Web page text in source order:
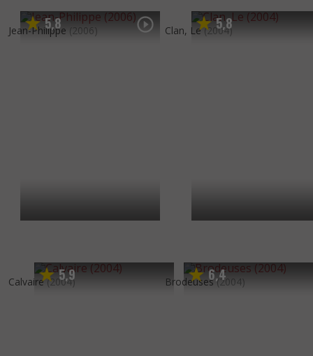
5,8
Jean-Philippe (2006) 5,8
Clan, Le (2004)
5,9
Calvaire (2004) 6,4
Brodeuses (2004)